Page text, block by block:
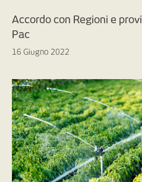
Accordo con Regioni e
Pac
16 Giugno 2022